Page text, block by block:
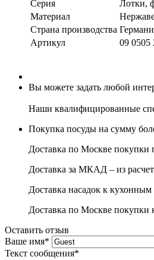
Серия
Лотки,
Материал
Страна производства
Артикул
09 0505
Вы можете задать любой
Наши квалифицированные
Покупка посуды на сумму
Доставка по Москве покупки
Доставка за МКАД – из
Доставка насадок к
Доставка по Москве покупки
Оставить отзыв
Ваше имя*
Текст сообщения*